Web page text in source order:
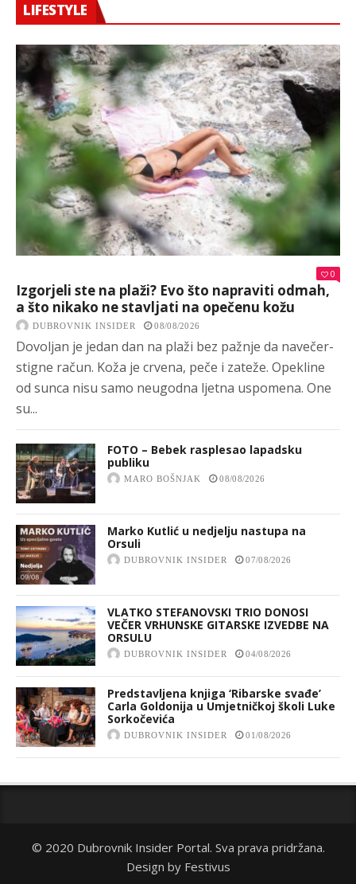
LIFESTYLE
0
Izgorjeli ste na plaži? Evo što napraviti odmah,
a što nikako ne stavljati na opečenu kožu
DUBROVNIK INSIDER 08/08/2026
Dovoljan je jedan dan na plaži bez pažnje da navečer-
stigne račun. Koža je crvena, peče i zateže. Opekline
od sunca nisu samo neugodna ljetna uspomena. One
su...
FOTO – Bebek rasplesao lapadsku
publiku
MARO BOŠNJAK 08/08/2026
Marko Kutlić u nedjelju nastupa na
Orsuli
DUBROVNIK INSIDER 07/08/2026
VLATKO STEFANOVSKI TRIO DONOSI
VEČER VRHUNSKE GITARSKE IZVEDBE NA
ORSULU
DUBROVNIK INSIDER 04/08/2026
Predstavljena knjiga ‘Ribarske svađe’
Carla Goldonija u Umjetničkoj školi Luke
Sorkočevića
DUBROVNIK INSIDER 01/08/2026
© 2020 Dubrovnik Insider Portal. Sva prava pridržana.
Design by Festivus